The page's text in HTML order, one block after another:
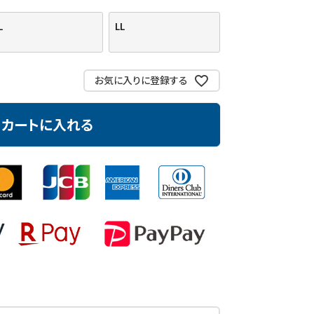
LL
お気に入りに登録する
カートに入れる